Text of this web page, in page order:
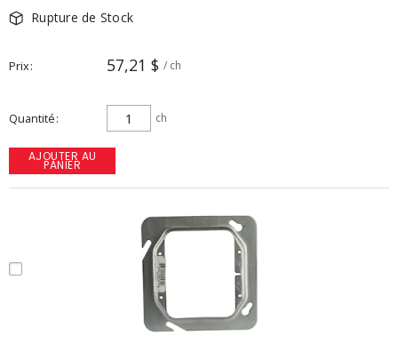
Rupture de Stock
Prix 57,21 $ / ch
Quantité ch
AJOUTER AU
PANIER